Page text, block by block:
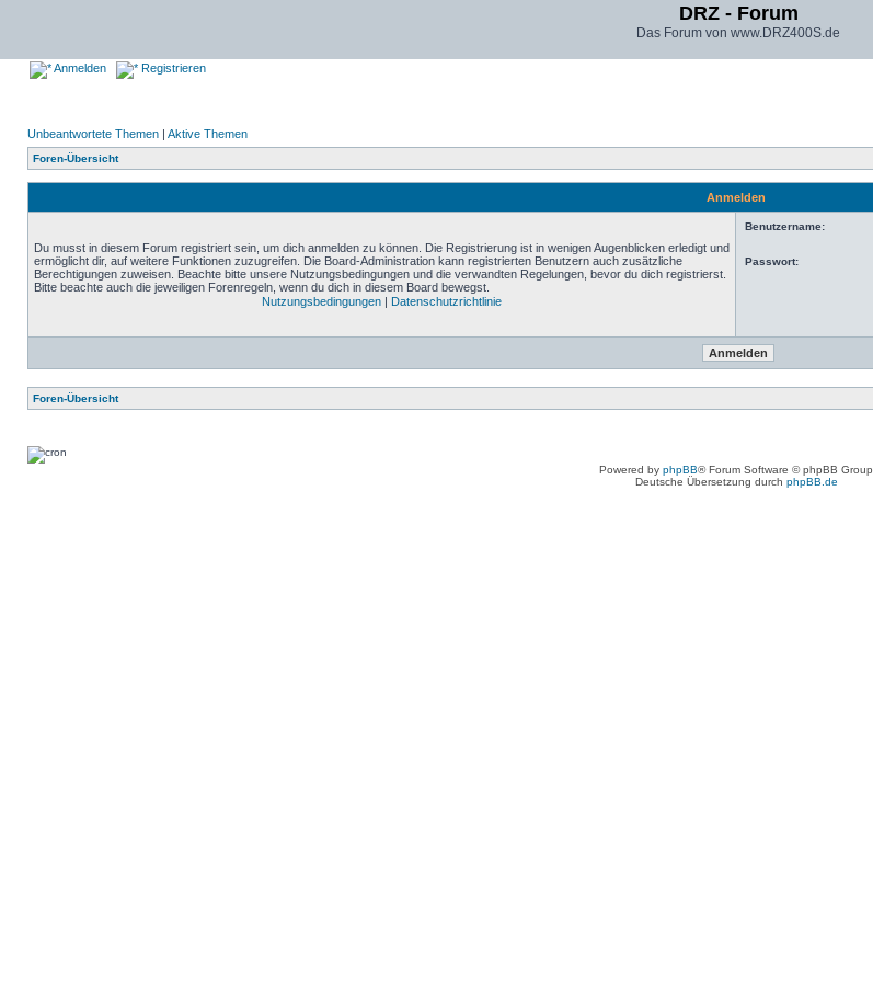
DRZ - Forum
Das Forum von www.DRZ400S.de
Anmelden Registrieren
Unbeantwortete Themen | Aktive Themen
Foren-Übersicht
Anmelden
Du musst in diesem Forum registriert sein, um dich anmelden zu können. Die Registrierung ist in wenigen Augenblicken erledigt und
ermöglicht dir, auf weitere Funktionen zuzugreifen. Die Board-Administration kann registrierten Benutzern auch zusätzliche
Berechtigungen zuweisen. Beachte bitte unsere Nutzungsbedingungen und die verwandten Regelungen, bevor du dich registrierst.
Bitte beachte auch die jeweiligen Forenregeln, wenn du dich in diesem Board bewegst.
Nutzungsbedingungen | Datenschutzrichtlinie
Benutzername:
Passwort:
Foren-Übersicht
Powered by phpBB® Forum Software © phpBB Group
Deutsche Übersetzung durch phpBB.de